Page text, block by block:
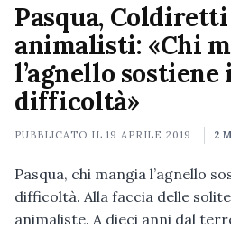
Pasqua,
animalisti: «Chi
l’agnello
difficoltà»
PUBBLICATO IL19 APRILE 2019 2
Pasqua, chi mangia l’agnello
difficoltà. Alla faccia delle
animaliste. A dieci anni dal